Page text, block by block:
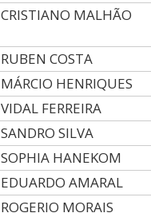
CRISTIANO MALHÃO
RUBEN COSTA
MÁRCIO HENRIQUES
VIDAL FERREIRA
SANDRO SILVA
SOPHIA HANEKOM
EDUARDO AMARAL
ROGERIO MORAIS